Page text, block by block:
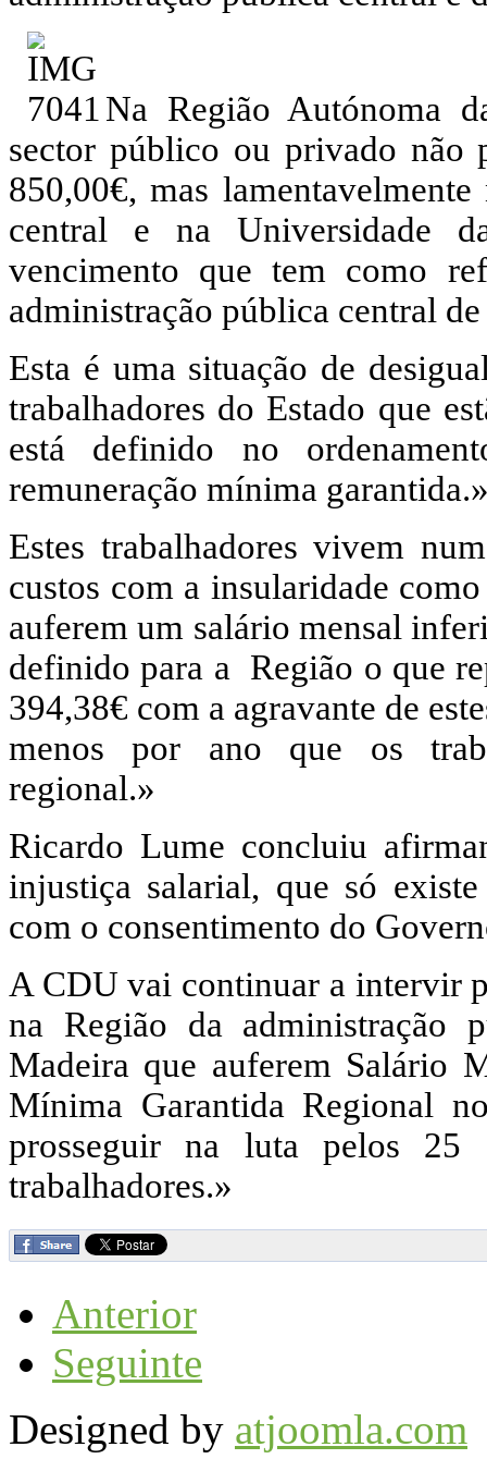
Na Região Autónoma
sector público ou privado não
850,00€, mas
central e na Universidade
vencimento que tem como
administração pública central
Esta é uma situação de
trabalhadores do Estado que
está definido no
remuneração mínima
Estes trabalhadores vivem
custos com a insularidade
auferem um salário mensal
definido para a Região o que
394,38€ com a agravante de
menos por ano que os
regional.»
Ricardo Lume concluiu
injustiça salarial, que só
com o consentimento do
A CDU vai continuar a intervir
na Região da administração
Madeira que auferem Salário
Mínima Garantida Regional
prosseguir na luta pelos
trabalhadores.»
Anterior
Seguinte
Designed by atjoomla.com